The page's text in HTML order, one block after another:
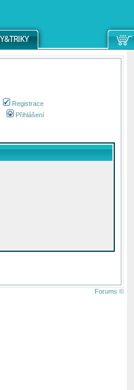
Registrace
Přihlášení
Forums ©